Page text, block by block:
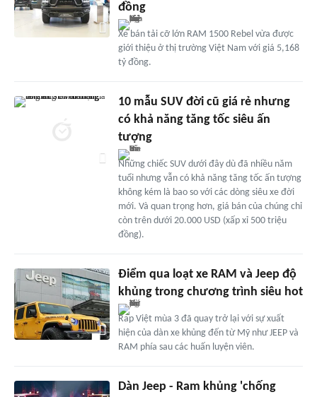
đồng
Xe bán tải cỡ lớn RAM 1500 Rebel vừa được
giới thiệu ở thị trường Việt Nam với giá 5,168
tỷ đồng.
10 mẫu SUV đời cũ giá rẻ nhưng
có khả năng tăng tốc siêu ấn
tượng
Những chiếc SUV dưới đây dù đã nhiều năm
tuổi nhưng vẫn có khả năng tăng tốc ấn tượng
không kém là bao so với các dòng siêu xe đời
mới. Và quan trọng hơn, giá bán của chúng chỉ
còn trên dưới 20.000 USD (xấp xỉ 500 triệu
đồng).
Điểm qua loạt xe RAM và Jeep độ
khủng trong chương trình siêu hot
Rap Việt mùa 3 đã quay trở lại với sự xuất
hiện của dàn xe khủng đến từ Mỹ như JEEP và
RAM phía sau các huấn luyện viên.
Dàn Jeep - Ram khủng 'chống